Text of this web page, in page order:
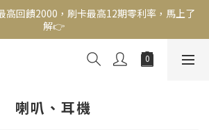
高回饋2000，刷卡最高12期零利率，馬上了
解👉
高回饋2000，刷卡最高12期零利率，馬上了
解👉
zingala銀角零卡分期，輕鬆打包
解👉
喇叭、耳機